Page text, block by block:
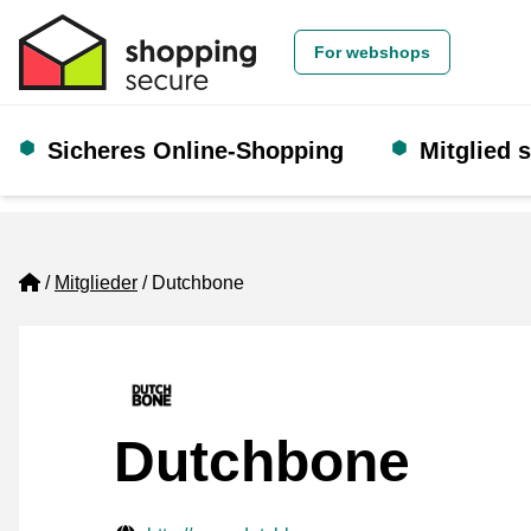
For webshops
Sicheres Online-Shopping Mitglied
Home
Mitglieder Dutchbone
Dutchbone